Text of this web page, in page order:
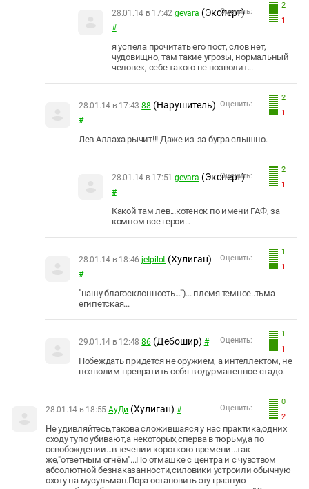
2
1
Оценить:
28.01.14 в 17:42 gevara (Эксперт)
#
я успела прочитать его пост, слов нет,
чудовищно, там такие угрозы, нормальный
человек, себе такого не позволит...
2
1
Оценить:
28.01.14 в 17:43 88 (Нарушитель)
#
Лев Аллаха рычит!!! Даже из-за бугра слышно.
2
1
Оценить:
28.01.14 в 17:51 gevara (Эксперт)
#
Какой там лев...котенок по имени ГАФ, за
компом все герои...
1
1
Оценить:
28.01.14 в 18:46 jetpilot (Хулиган)
#
"нашу благосклонность...")... племя темное..тьма
египетская...
1
1
Оценить:
29.01.14 в 12:48 86 (Дебошир) #
Побеждать придется не оружием, а интеллектом, не
позволим превратить себя в одурманенное стадо.
0
2
Оценить:
28.01.14 в 18:55 АуДи (Хулиган) #
Не удивляйтесь,такова сложившаяся у нас практика,одних
сходу тупо убивают,а некоторых,сперва в тюрьму,а по
освобождении...в течении короткого времени...так
же,"ответным огнём"...По отмашке с центра и с чувством
абсолютной безнаказанности,силовики устроили обычную
охоту на мусульман.Пора остановить эту грязную